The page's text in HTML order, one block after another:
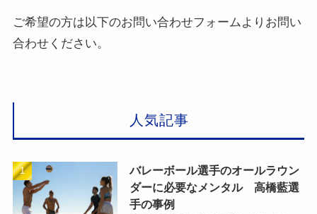
ご希望の方は以下のお問い合わせフォームよりお問い
合わせください。
人気記事
バレーボール選手のオールラウン
ダーに必要なメンタル 高橋藍選
手の事例